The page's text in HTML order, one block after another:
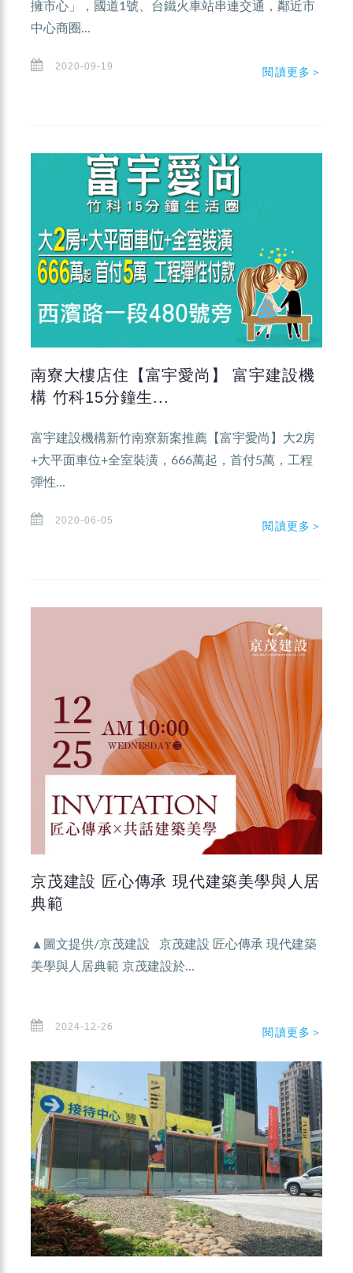
擁市心」，國道1號、台鐵火車站串連交通，鄰近市
中心商圈...
2020-09-19 閱讀更多＞
南寮大樓店住【富宇愛尚】 富宇建設機
構 竹科15分鐘生...
富宇建設機構新竹南寮新案推薦【富宇愛尚】大2房
+大平面車位+全室裝潢，666萬起，首付5萬，工程
彈性...
2020-06-05 閱讀更多＞
京茂建設 匠心傳承 現代建築美學與人居
典範
▲圖文提供/京茂建設 京茂建設 匠心傳承 現代建築
美學與人居典範 京茂建設於...
2024-12-26 閱讀更多＞